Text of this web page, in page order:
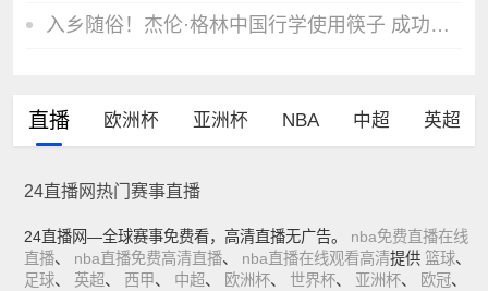
入乡随俗！杰伦·格林中国行学使用筷子 成功夹起烧肉
直播 欧洲杯 亚洲杯 NBA 中超 英超
24直播网热门赛事直播
24直播网—全球赛事免费看，高清直播无广告。 nba免费直播在线
直播、 nba直播免费高清直播、 nba直播在线观看高清提供 篮球、
足球、 英超、 西甲、 中超、 欧洲杯、 世界杯、 亚洲杯、 欧冠、